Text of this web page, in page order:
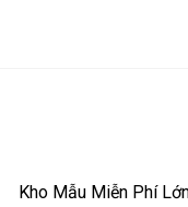
Kho Mẫu Miễn Phí